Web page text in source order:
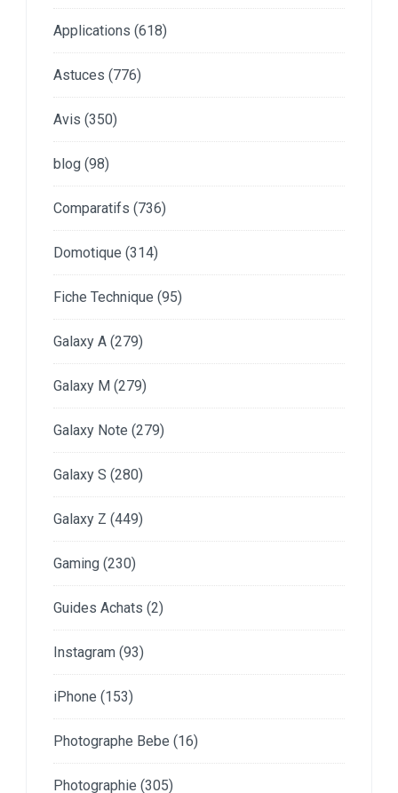
Applications (618)
Astuces (776)
Avis (350)
blog (98)
Comparatifs (736)
Domotique (314)
Fiche Technique (95)
Galaxy A (279)
Galaxy M (279)
Galaxy Note (279)
Galaxy S (280)
Galaxy Z (449)
Gaming (230)
Guides Achats (2)
Instagram (93)
iPhone (153)
Photographe Bebe (16)
Photographie (305)